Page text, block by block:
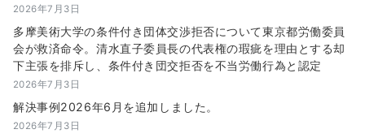
2026年7月3日
多摩美術大学の条件付き団体交渉拒否について東京都労働委員
会が救済命令。清水直子委員長の代表権の瑕疵を理由とする却
下主張を排斥し、条件付き団交拒否を不当労働行為と認定
2026年7月3日
解決事例2026年6月を追加しました。
2026年7月3日